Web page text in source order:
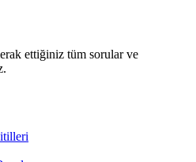
ettiğiniz tüm sorular ve